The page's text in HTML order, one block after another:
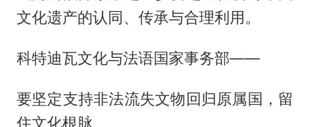
文化遗产的认同、传承与合理利用。
科特迪瓦文化与法语国家事务部——
要坚定支持非法流失文物回归原属国，留
住文化根脉